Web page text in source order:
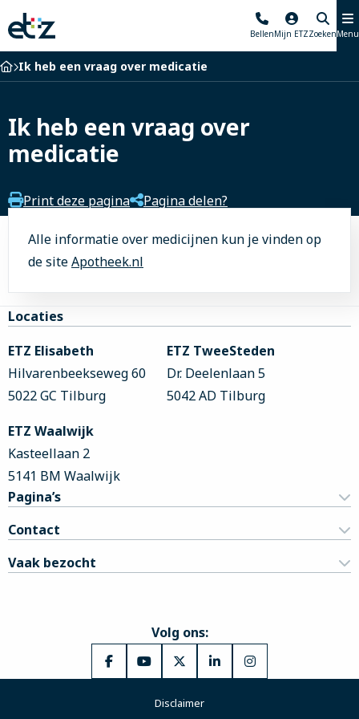
Elisabeth-
TweeSteden
Ziekenhuis
BellenMijn ETZZoekenMenu
Home
Ik heb een vraag over medicatie
Ik heb een vraag over
medicatie
Print deze pagina Pagina delen?
Alle informatie over medicijnen kun je vinden op
de siteApotheek.nl
Site
footer
Locaties
ETZ Elisabeth
Hilvarenbeekseweg 60
5022 GC Tilburg
ETZ TweeSteden
Dr. Deelenlaan 5
5042 AD Tilburg
ETZ Waalwijk
Kasteellaan 2
5141 BM Waalwijk
Pagina’s
Contact
Vaak bezocht
Volg ons:
Ga
Facebook
Ga
YouTube
Ga
X
Ga
Ga
Disclaimer